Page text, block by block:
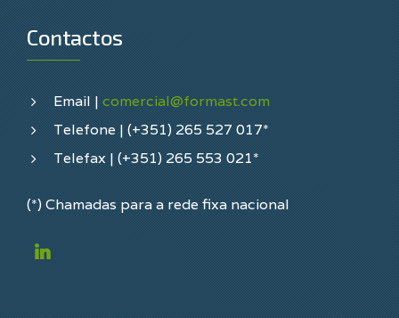
Contactos
Email | comercial@formast.com
Telefone | (+351) 265 527 017*
Telefax | (+351) 265 553 021*
(*) Chamadas para a rede fixa nacional